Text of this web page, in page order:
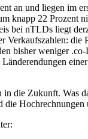
an und liegen im
knapp 22
bei nTLDs liegt
Verkaufszahlen:
bisher weniger
die Zukunft. Was
Hochrechnungen